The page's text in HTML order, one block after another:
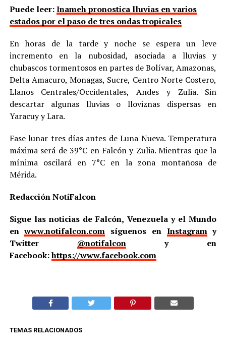
Puede leer:Inameh pronostica lluvias en varios
estados por el paso de tres ondas tropicales
En horas de la tarde y noche se espera un leve
incremento en la nubosidad, asociada a lluvias y
chubascos tormentosos en partes de Bolívar, Amazonas,
Delta Amacuro, Monagas, Sucre, Centro Norte Costero,
Llanos Centrales/Occidentales, Andes y Zulia. Sin
descartar algunas lluvias o lloviznas dispersas en
Yaracuy y Lara.
Fase lunar tres días antes de Luna Nueva. Temperatura
máxima será de 39°C en Falcón y Zulia. Mientras que la
mínima oscilará en 7°C en la zona montañosa de
Mérida.
Redacción NotiFalcon
Sigue las noticias de Falcón, Venezuela y el Mundo
enwww.notifalcon.com síguenos en Instagramy
Twitter @notifalcony en
Facebook:https://www.facebook.com
TEMAS RELACIONADOS